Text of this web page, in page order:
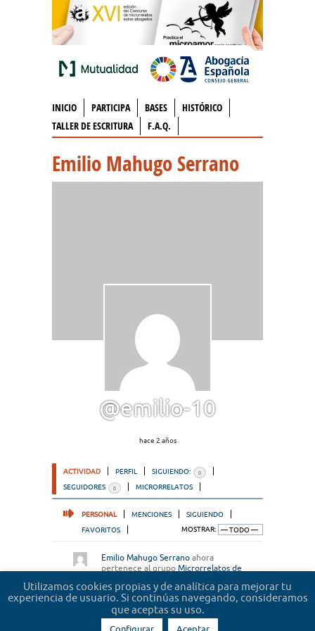
INICIO PARTICIPA BASES
HISTÓRICO
TALLER DE ESCRITURA
F.A.Q.
Emilio Mahugo Serrano
@emilio-10
hace 2 años
ACTIVIDAD PERFIL SIGUIENDO: 0
SEGUIDORES 0 MICRORRELATOS
PERSONAL MENCIONES
SIGUIENDO
FAVORITOS
MOSTRAR:
Emilio Mahugo Serrano ahora
pertenece al grupo Microrrelatos de
Utilizamos cookies propias y de analítica para mejorar tu
experiencia de usuario. Si continúas navegando, consideramos
que aceptas su uso.
Configurar Aceptar